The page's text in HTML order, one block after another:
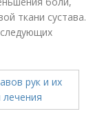
ткани сустава.